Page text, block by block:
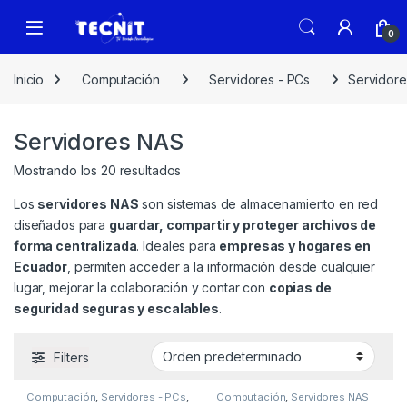
0
Inicio Computación Servidores - PCs
Servidores NAS
Mostrando los 20 resultados
Los servidores NAS son sistemas de almacenamiento en red
diseñados para guardar, compartir y proteger archivos de
forma centralizada. Ideales para empresas y hogares en
Ecuador, permiten acceder a la información desde cualquier
lugar, mejorar la colaboración y contar con copias de
seguridad seguras y escalables.
Filters
Computación, Servidores - PCs, Computación, Servidores NAS